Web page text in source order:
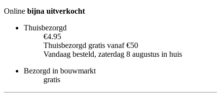
Online bijna uitverkocht
Thuisbezorgd
€4.95
Thuisbezorgd gratis vanaf €50
Vandaag besteld, zaterdag 8 augustus in huis
Bezorgd in bouwmarkt
gratis